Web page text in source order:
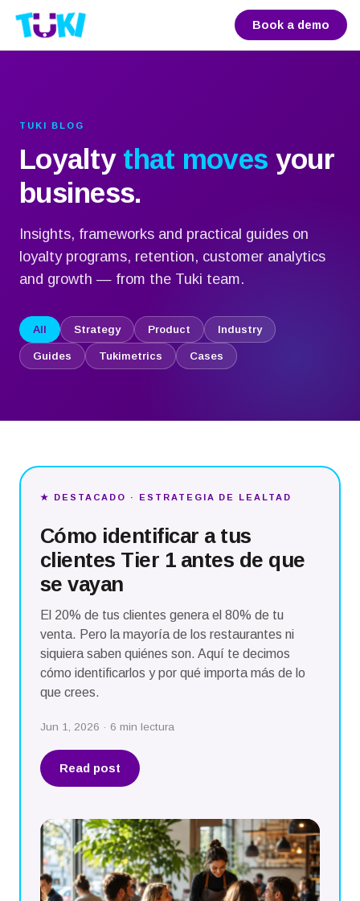
Book a demo
TUKI BLOG
Loyalty that moves your
business.
Insights, frameworks and practical guides on
loyalty programs, retention, customer analytics
and growth — from the Tuki team.
All Strategy Product Industry
Guides Tukimetrics Cases
★ DESTACADO · ESTRATEGIA DE LEALTAD
Cómo identificar a tus
clientes Tier 1 antes de que
se vayan
El 20% de tus clientes genera el 80% de tu
venta. Pero la mayoría de los restaurantes ni
siquiera saben quiénes son. Aquí te decimos
cómo identificarlos y por qué importa más de lo
que crees.
Jun 1, 2026 · 6 min lectura
Read post